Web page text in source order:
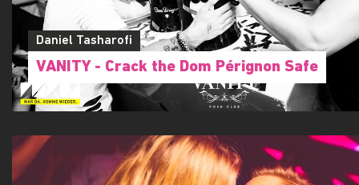
Daniel Tasharofi
VANITY - Crack the Dom Pérignon Safe